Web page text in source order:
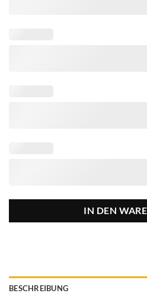
IN DEN
BESCHREIBUNG